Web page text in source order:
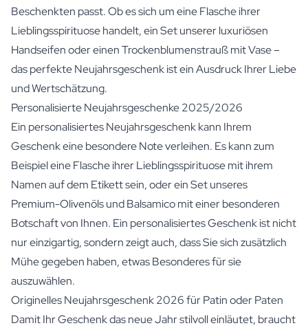
Beschenkten passt. Ob es sich um eine Flasche ihrer
Lieblingsspirituose handelt, ein Set unserer luxuriösen
Handseifen oder einenTrockenblumenstrauß mit Vase–
das perfekte Neujahrsgeschenk ist ein Ausdruck Ihrer Liebe
und Wertschätzung.
Personalisierte Neujahrsgeschenke 2025/2026
Ein personalisiertes Neujahrsgeschenk kann Ihrem
Geschenk eine besondere Note verleihen. Es kann zum
Beispiel eine Flasche ihrer Lieblingsspirituose mit ihrem
Namen auf dem Etikett sein, oder ein Set unseres
Premium-OlivenölsundBalsamicomit einer besonderen
Botschaft von Ihnen. Ein personalisiertes Geschenk ist nicht
nur einzigartig, sondern zeigt auch, dass Sie sich zusätzlich
Mühe gegeben haben, etwas Besonderes für sie
auszuwählen.
Originelles Neujahrsgeschenk 2026 für Patin oder Paten
Damit Ihr Geschenk das neue Jahr stilvoll einläutet, braucht